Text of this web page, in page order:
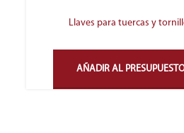
Llaves para tuercas y
AÑADIR AL